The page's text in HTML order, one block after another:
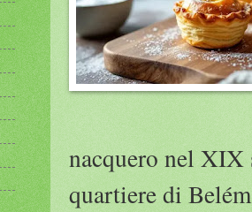
nacquero nel XIX
quartiere di